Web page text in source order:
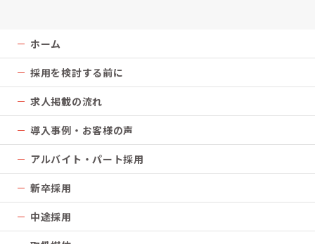
ホーム
採用を検討する前に
求人掲載の流れ
導入事例・お客様の声
アルバイト・パート採用
新卒採用
中途採用